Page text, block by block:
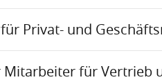
Privat- und
für Vertrieb